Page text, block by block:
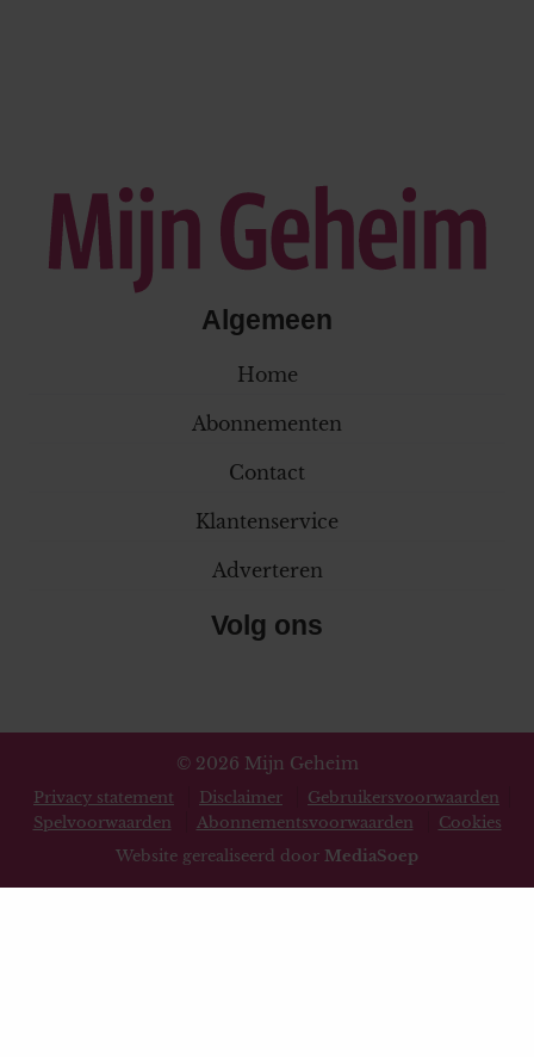
Algemeen
Home
Abonnementen
Contact
Klantenservice
Adverteren
Volg ons
© 2026 Mijn Geheim
Privacy statement Disclaimer
Gebruikersvoorwaarden
Spelvoorwaarden
Abonnementsvoorwaarden
Cookies
Website gerealiseerd door MediaSoep